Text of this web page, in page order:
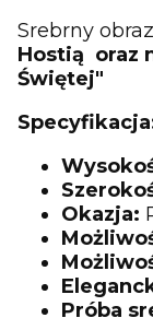
Srebrny
Hostią oraz
Świętej"
Okazja:
Próba